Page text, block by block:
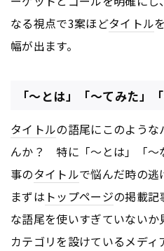
なる視点で3案ほどタイトル
幅が出ます。
「～とは」「～てみた」
タイトルの語尾にこのよう
んか？ 特に「～とは」「～
事のタイトルで悩んだ時の逃
まずは トップページの掲載記
な語尾を使いすぎていない
カテゴリを設けているメデ